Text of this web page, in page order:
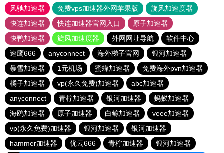
风驰加速器
免费vps加速器外网苹果版
旋风加速度器
快连加速器
快连加速器官网入口
原子加速器
快鸭加速器
旋风加速度器 外网网址导航
软件中心
速鹰666
anyconnect 海外梯子官网
银河加速器
暴雪加速器
1元机场 蜜蜂加速器
免费海外pvn加速器
橘子加速器
vp(永久免费)加速器
abc加速器
anyconnect
青柠加速器 银河加速器
蚂蚁加速器
海鸥加速器
原子加速器 白鲸加速器
veee加速器
vp(永久免费)加速器
银河加速器
银河加速器
hammer加速器
优云666 青柠加速器 银河加速器